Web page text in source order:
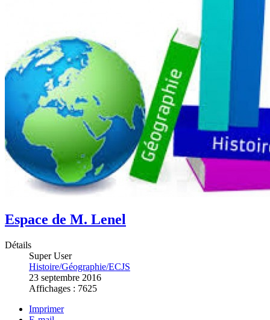
Espace de M. Lenel
Détails
Super User
Histoire/Géographie/ECJS
23 septembre 2016
Affichages : 7625
Imprimer